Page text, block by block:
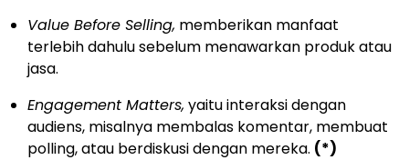
Value Before Selling, memberikan manfaat
terlebih dahulu sebelum menawarkan produk atau
jasa.
Engagement Matters, yaitu interaksi dengan
audiens, misalnya membalas komentar, membuat
polling, atau berdiskusi dengan mereka. (*)